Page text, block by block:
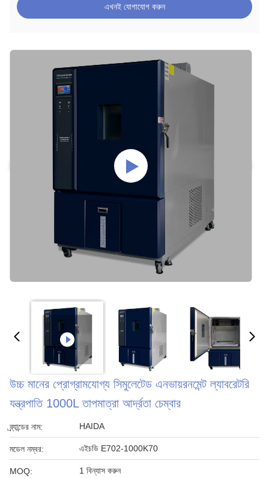
এখনই যোগাযোগ করুন
উচ্চ মানের প্রোগ্রামযোগ্য সিমুলেটেড এনভায়রনমেন্ট ল্যাবরেটরি
যন্ত্রপাতি 1000L তাপমাত্রা আর্দ্রতা চেম্বার
ব্র্যান্ডের নাম: HAIDA
মডেল নম্বর: এইচডি E702-1000K70
MOQ: 1 বিন্যাস করুন